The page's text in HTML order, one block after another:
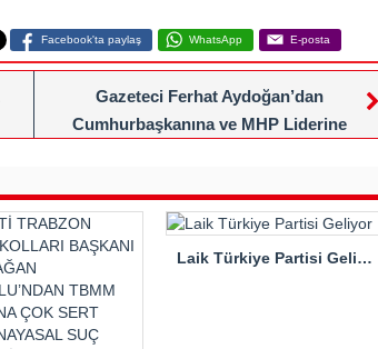
Facebook'ta paylaş WhatsApp E-posta
Gazeteci Ferhat Aydoğan’dan
Cumhurbaşkanına ve MHP Liderine
Laik Türkiye Partisi Geliyor